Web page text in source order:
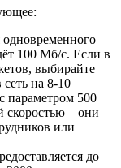
100 Мб/с. Если в
выбирайте
на 8-10
параметром 500
скоростью – они
или
до